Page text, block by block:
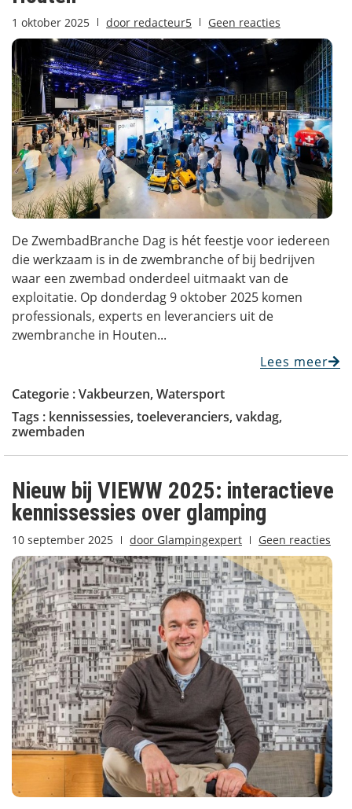
1 oktober 2025 door redacteur5 Geen reacties
De ZwembadBranche Dag is hét feestje voor iedereen
die werkzaam is in de zwembranche of bij bedrijven
waar een zwembad onderdeel uitmaakt van de
exploitatie. Op donderdag 9 oktober 2025 komen
professionals, experts en leveranciers uit de
zwembranche in Houten...
Lees meer
Categorie :Vakbeurzen, Watersport
Tags : kennissessies, toeleveranciers, vakdag,
zwembaden
Nieuw bij VIEWW 2025: interactieve
kennissessies over glamping
10 september 2025 door Glampingexpert Geen reacties